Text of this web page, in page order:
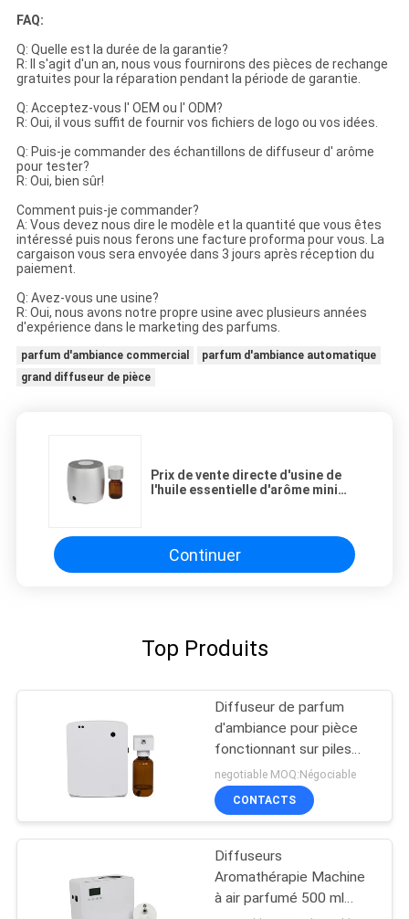
FAQ:
Q: Quelle est la durée de la garantie?
R: Il s'agit d'un an, nous vous fournirons des pièces de rechange
gratuites pour la réparation pendant la période de garantie.
Q: Acceptez-vous l' OEM ou l' ODM?
R: Oui, il vous suffit de fournir vos fichiers de logo ou vos idées.
Q: Puis-je commander des échantillons de diffuseur d' arôme
pour tester?
R: Oui, bien sûr!
Comment puis-je commander?
A: Vous devez nous dire le modèle et la quantité que vous êtes
intéressé puis nous ferons une facture proforma pour vous. La
cargaison vous sera envoyée dans 3 jours après réception du
paiement.
Q: Avez-vous une usine?
R: Oui, nous avons notre propre usine avec plusieurs années
d'expérience dans le marketing des parfums.
parfum d'ambiance commercial
parfum d'ambiance automatique
grand diffuseur de pièce
Prix de vente directe d'usine de
l'huile essentielle d'arôme mini
Continuer
Top Produits
Diffuseur de parfum
d'ambiance pour pièce
fonctionnant sur piles
AA, diffuseur de parfum
pour toilettes
negotiable MOQ:Négociable
CONTACTS
Diffuseurs
Aromathérapie Machine
à air parfumé 500 ml